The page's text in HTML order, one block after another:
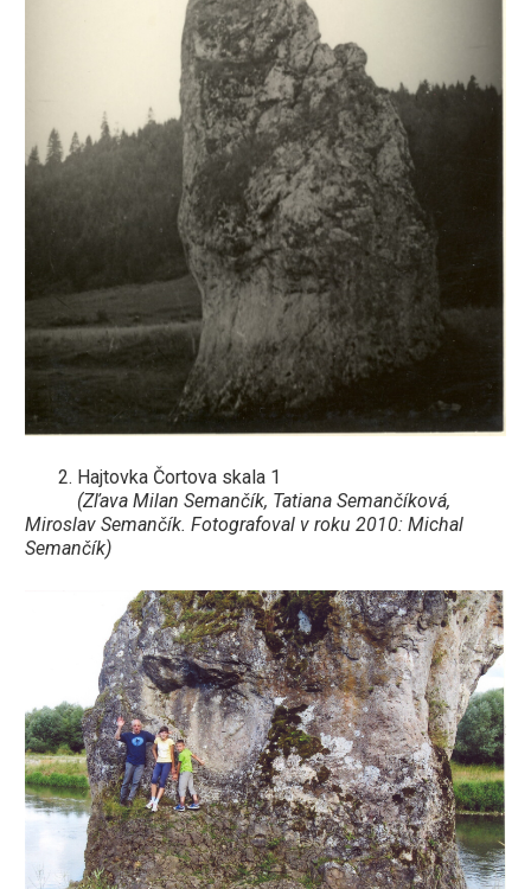
2. Hajtovka Čortova skala 1
(Zľava Milan Semančík, Tatiana Semančíková,
Miroslav Semančík. Fotografoval v roku 2010: Michal
Semančík)